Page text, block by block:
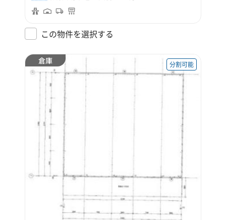
この物件を選択する
倉庫 分割可能